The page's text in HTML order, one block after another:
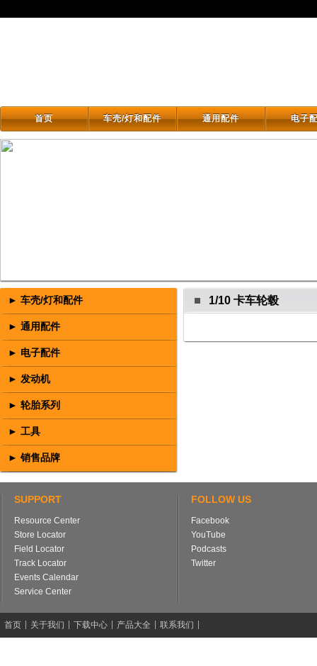
首页
首页 车壳/灯和配件
车壳/灯和配件 通用配件
通用配件 电子
电子
► 车壳/灯和配件
► 通用配件
► 电子配件
► 发动机
► 轮胎系列
► 工具
► 销售品牌
1/10 卡车轮毂
SUPPORT
Resource Center
Store Locator
Field Locator
Track Locator
Events Calendar
Service Center
FOLLOW US
Facebook
YouTube
Podcasts
Twitter
首页 关于我们 下载中心 产品大全 联系我们